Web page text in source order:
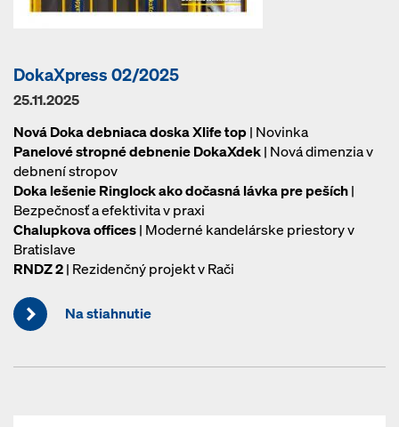
DokaXpress 02/2025
25.11.2025
Nová Doka debniaca doska Xlife top| Novinka
Panelové stropné debnenie DokaXdek| Nová dimenzia v
debnení stropov
Doka lešenie Ringlock ako dočasná lávka pre peších|
Bezpečnosť a efektivita v praxi
Chalupkova offices| Moderné kandelárske priestory v
Bratislave
RNDZ 2| Rezidenčný projekt v Rači
Na stiahnutie